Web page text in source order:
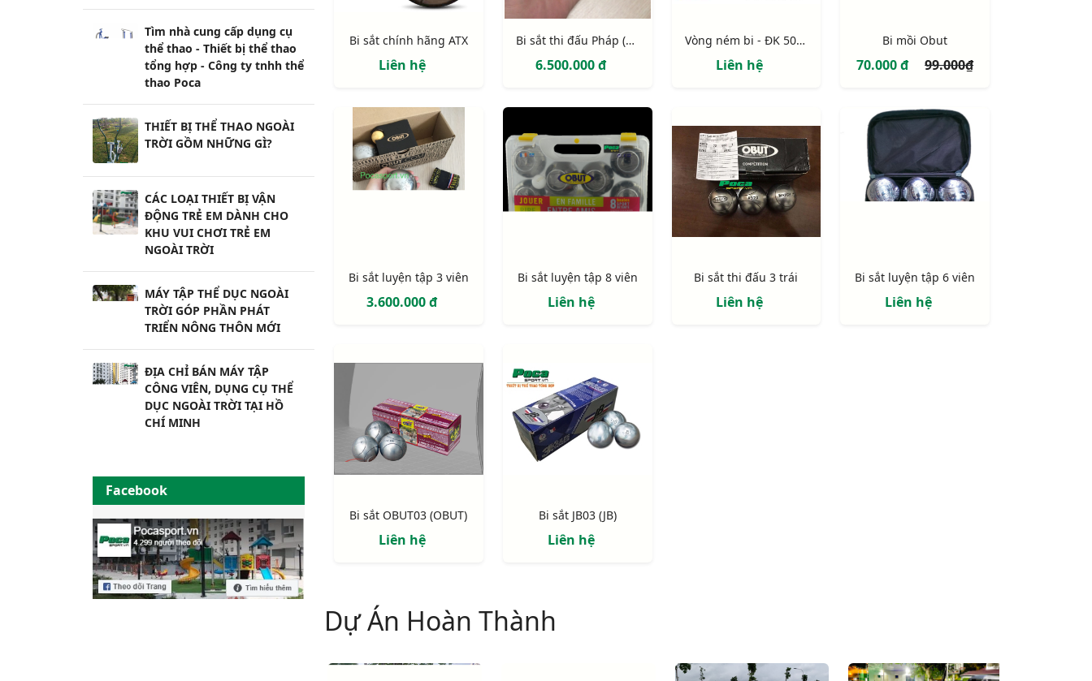
Tìm nhà cung cấp dụng cụ
thể thao - Thiết bị thể thao
tổng hợp - Công ty tnhh thể
thao Poca
THIẾT BỊ THỂ THAO NGOÀI
TRỜI GỒM NHỮNG GÌ?
CÁC LOẠI THIẾT BỊ VẬN
ĐỘNG TRẺ EM DÀNH CHO
KHU VUI CHƠI TRẺ EM
NGOÀI TRỜI
MÁY TẬP THỂ DỤC NGOÀI
TRỜI GÓP PHẦN PHÁT
TRIỂN NÔNG THÔN MỚI
ĐỊA CHỈ BÁN MÁY TẬP
CÔNG VIÊN, DỤNG CỤ THỂ
DỤC NGOÀI TRỜI TẠI HỒ
CHÍ MINH
Facebook
Bi sắt chính hãng ATX
Liên hệ
Bi sắt thi đấu Pháp (màu đen)
6.500.000 đ
Vòng ném bi - ĐK 50cm
Liên hệ
Bi mồi Obut
70.000 đ 99.000₫
Bi sắt luyện tập 3 viên
3.600.000 đ
Bi sắt luyện tập 8 viên
Liên hệ
Bi sắt thi đấu 3 trái
Liên hệ
Bi sắt luyện tập 6 viên
Liên hệ
Bi sắt OBUT03 (OBUT)
Liên hệ
Bi sắt JB03 (JB)
Liên hệ
Dự Án Hoàn Thành